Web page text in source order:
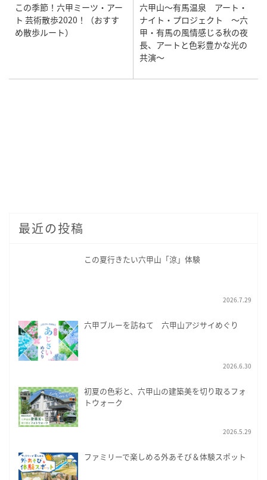
この季節！六甲ミーツ・アー
ト 芸術散歩2020！（おすす
め散歩ルート）
六甲山～有馬温泉 アート・
ナイト・プロジェクト ～六
甲・有馬の風情感じる秋の夜
長、アートと色彩豊かな光の
共演～
最近の投稿
この夏行きたい六甲山「涼」体験
2026.7.29
六甲ブルーを訪ねて 六甲山アジサイめぐり
2026.6.30
初夏の色彩と、六甲山の建築美を切り取るフォ
トウォーク
2026.5.29
ファミリーで楽しめる外あそび＆体験スポット